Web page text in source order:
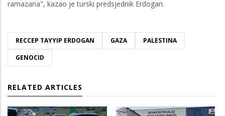
ramazana", kazao je turski predsjednik Erdogan.
RECCEP TAYYIP ERDOGAN GAZA
PALESTINA
GENOCID
RELATED ARTICLES